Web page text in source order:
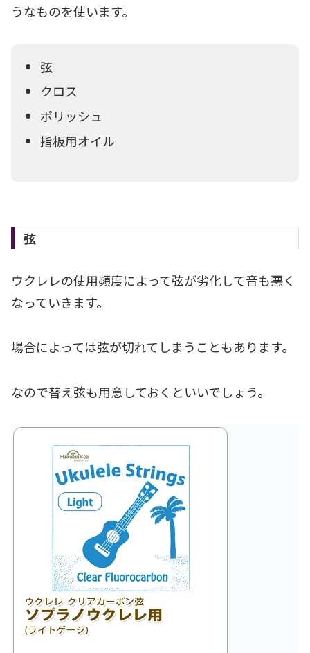
うなものを使います。
弦
クロス
ポリッシュ
指板用オイル
弦
ウクレレの使用頻度によって弦が劣化して音も悪く
なっていきます。
場合によっては弦が切れてしまうこともあります。
なので替え弦も用意しておくといいでしょう。